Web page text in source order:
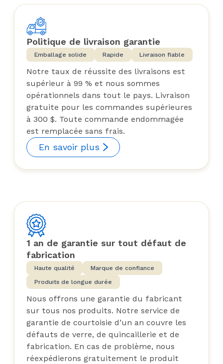
Politique de livraison garantie
Emballage solide Rapide Livraison fiable
Notre taux de réussite des livraisons est
supérieur à 99 % et nous sommes
opérationnels dans tout le pays. Livraison
gratuite pour les commandes supérieures
à 300 $. Toute commande endommagée
est remplacée sans frais.
En savoir plus
1 an de garantie sur tout défaut de
fabrication
Haute qualité
Marque de confiance
Produits de longue durée
Nous offrons une garantie du fabricant
sur tous nos produits. Notre service de
garantie de courtoisie d’un an couvre les
défauts de verre, de quincaillerie et de
fabrication. En cas de problème, nous
réexpédierons gratuitement le produit